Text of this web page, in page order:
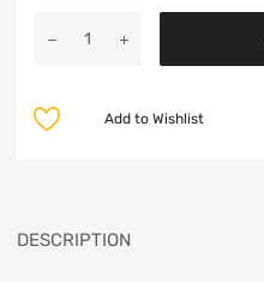
Add to Wishlist
DESCRIPTION